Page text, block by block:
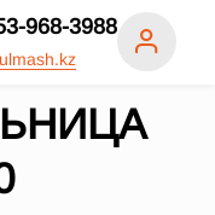
968-3988